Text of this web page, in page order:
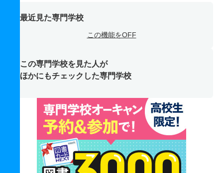
最近見た専門学校
この機能をOFF
この専門学校を見た人が
ほかにもチェックした専門学校